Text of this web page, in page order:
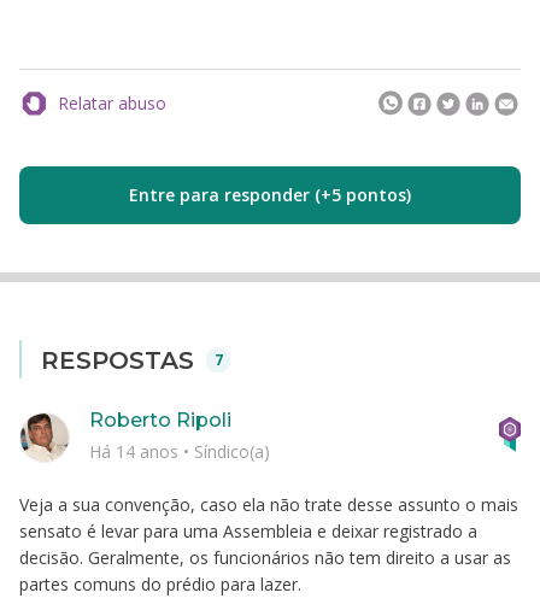
Relatar abuso
Entre para responder (+5 pontos)
RESPOSTAS 7
Veja a sua convenção, caso ela não trate desse assunto o mais
sensato é levar para uma Assembleia e deixar registrado a
decisão. Geralmente, os funcionários não tem direito a usar as
partes comuns do prédio para lazer.
Roberto Ripoli
Há 14 anos • Síndico(a)